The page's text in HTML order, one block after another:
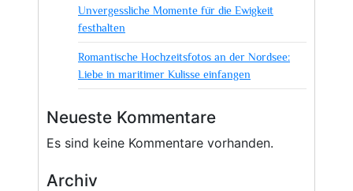
Unvergessliche Momente für die Ewigkeit
festhalten
Romantische Hochzeitsfotos an der Nordsee:
Liebe in maritimer Kulisse einfangen
Neueste Kommentare
Es sind keine Kommentare vorhanden.
Archiv